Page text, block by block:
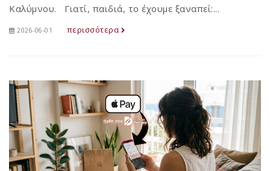
Καλύμνου. Γιατί, παιδιά, το έχουμε ξαναπεί:...
2026-06-01 περισσότερα